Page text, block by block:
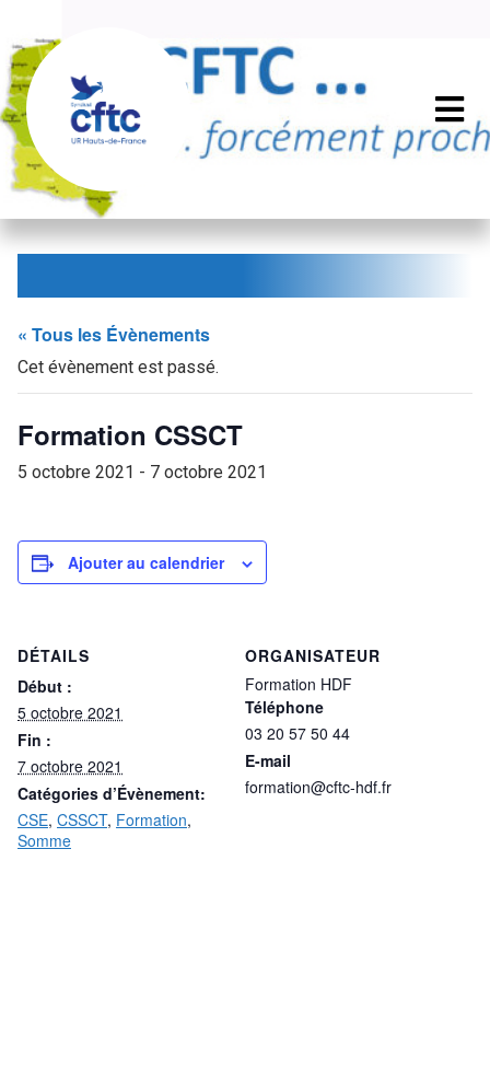
« Tous les Évènements
Cet évènement est passé.
Formation CSSCT
5 octobre 2021 - 7 octobre 2021
Ajouter au calendrier
DÉTAILS
Début :
5 octobre 2021
Fin :
7 octobre 2021
Catégories d’Évènement:
CSE, CSSCT, Formation,
Somme
ORGANISATEUR
Formation HDF
Téléphone
03 20 57 50 44
E-mail
formation@cftc-hdf.fr